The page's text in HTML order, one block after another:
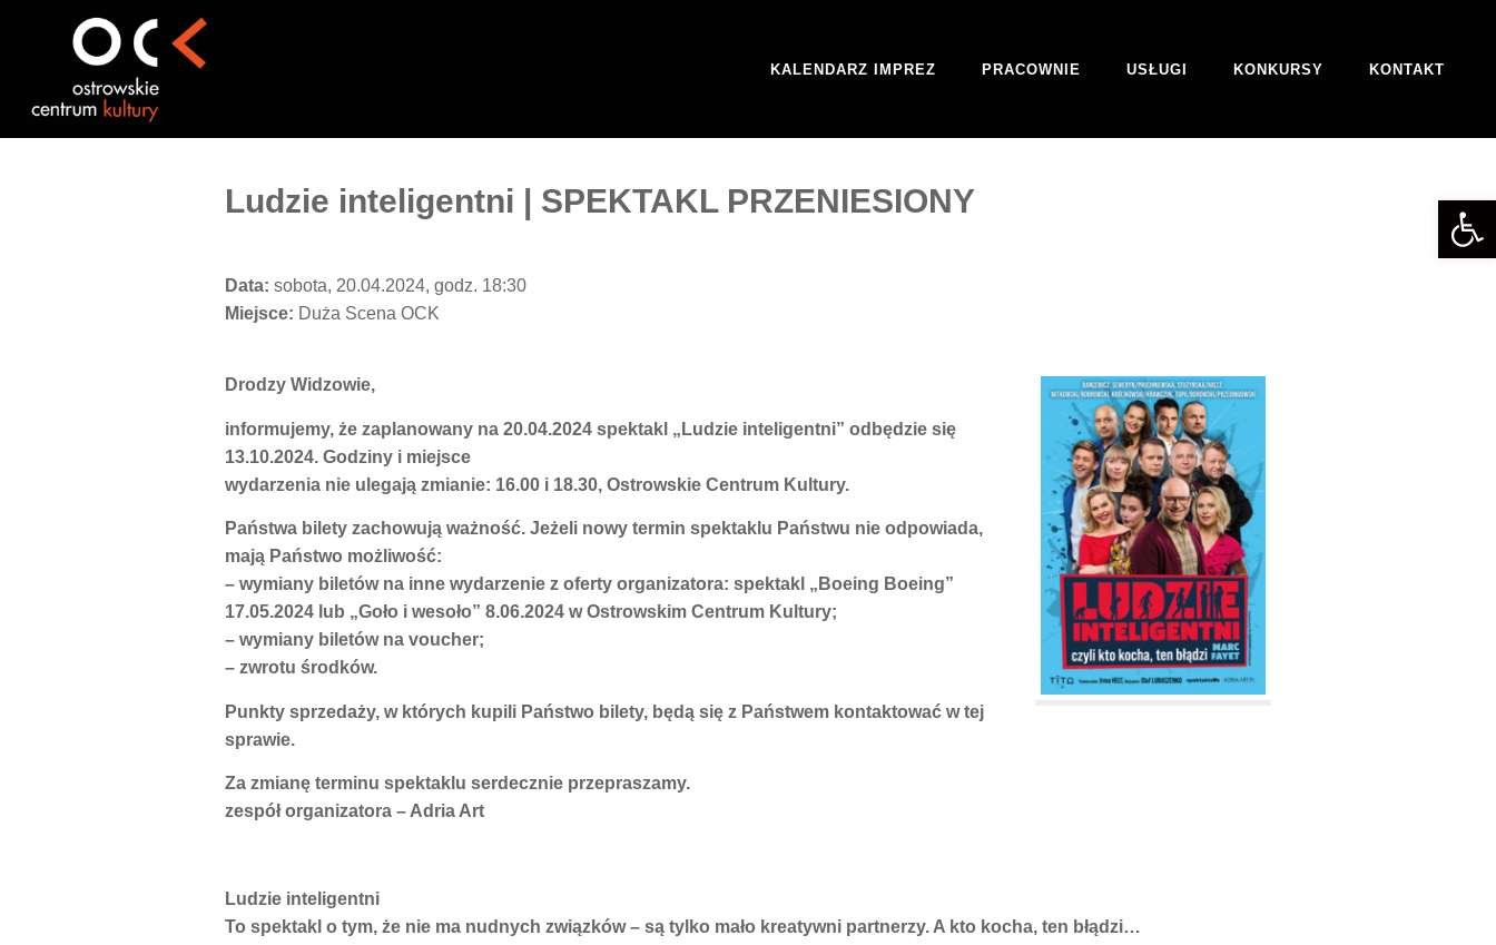
KALENDARZ IMPREZ PRACOWNIE USŁUGI KONKURSY KONTAKT
Ludzie inteligentni | SPEKTAKL PRZENIESIONY
Data: sobota, 20.04.2024, godz. 18:30
Miejsce: Duża Scena OCK
Drodzy Widzowie,
informujemy, że zaplanowany na 20.04.2024 spektakl „Ludzie inteligentni” odbędzie się
13.10.2024. Godziny i miejsce
wydarzenia nie ulegają zmianie: 16.00 i 18.30, Ostrowskie Centrum Kultury.
Państwa bilety zachowują ważność. Jeżeli nowy termin spektaklu Państwu nie odpowiada,
mają Państwo możliwość:
– wymiany biletów na inne wydarzenie z oferty organizatora: spektakl „Boeing Boeing”
17.05.2024 lub „Goło i wesoło” 8.06.2024 w Ostrowskim Centrum Kultury;
– wymiany biletów na voucher;
– zwrotu środków.
Punkty sprzedaży, w których kupili Państwo bilety, będą się z Państwem kontaktować w tej
sprawie.
Za zmianę terminu spektaklu serdecznie przepraszamy.
zespół organizatora – Adria Art
Ludzie inteligentni
To spektakl o tym, że nie ma nudnych związków – są tylko mało kreatywni partnerzy. A kto kocha, ten błądzi…